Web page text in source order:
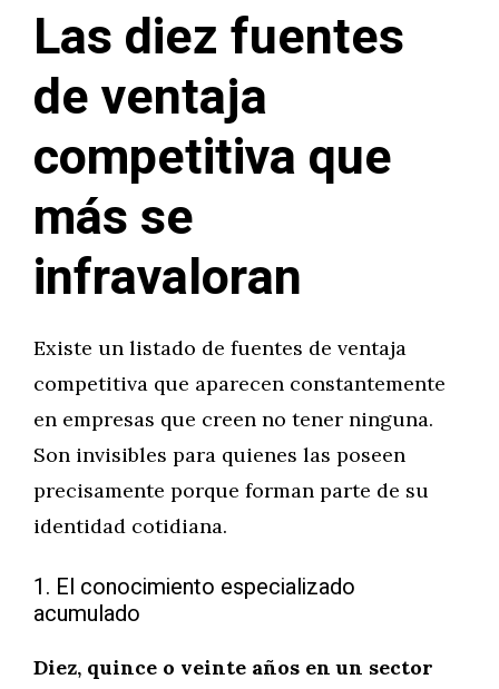
Las diez fuentes
de ventaja
competitiva que
más se
infravaloran
Existe un listado de fuentes de ventaja
competitiva que aparecen constantemente
en empresas que creen no tener ninguna.
Son invisibles para quienes las poseen
precisamente porque forman parte de su
identidad cotidiana.
1. El conocimiento especializado
acumulado
Diez, quince o veinte años en un sector